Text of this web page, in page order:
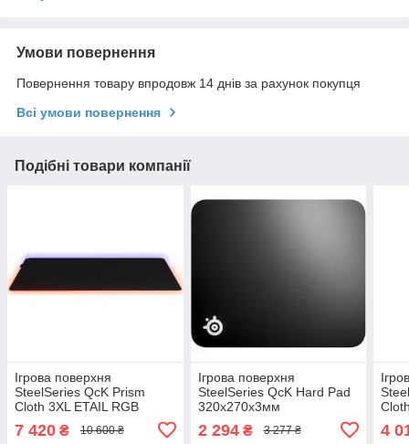
Умови повернення
Повернення товару впродовж 14 днів за рахунок покупця
Всі умови повернення
Подібні товари компанії
Ігрова поверхня
SteelSeries QcK Prism
Cloth 3XL ETAIL RGB
7 420 ₴ 10 600 ₴
Ігрова поверхня
SteelSeries QcK Hard Pad
320х270х3мм
2 294₴ 3 277 ₴ 4